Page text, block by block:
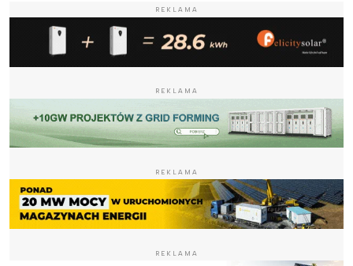
REKLAMA
REKLAMA
REKLAMA
REKLAMA